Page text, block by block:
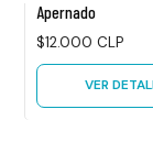
Apernado
$12.000 CLP
VER